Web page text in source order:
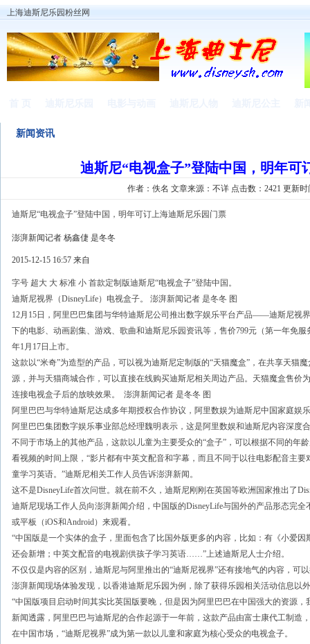
上海迪斯尼乐园粉丝网
新闻资讯
迪斯尼“电视盒子”登陆中国，明年可
作者：佚名 文章来源： 不详 点击数：2421 更新时
迪斯尼“电视盒子”登陆中国，明年可订上海迪斯尼乐园门票
澎湃新闻记者 杨鑫倢 是冬冬
2015-12-15 16:57 来自
字号 超大 大 标准 小 首款定制版迪斯尼“电视盒子”登陆中国。
迪斯尼视界（DisneyLife）电视盒子。 澎湃新闻记者 是冬冬 图
12月15日，阿里巴巴集团与华特迪斯尼公司推出数字娱乐平台产品——迪斯尼视
下的电影、动画剧集、游戏、歌曲和迪斯尼乐园资讯等，售价799元（第一年免
年1月17日上市。
这款以“米奇”为造型的产品，可以视为迪斯尼定制版的“天猫魔盒”，在共享天猫
源，并与天猫商城合作，可以直接在线购买迪斯尼相关周边产品。天猫魔盒售价
连接电视盒子后的放映效果。 澎湃新闻记者 是冬冬 图
阿里巴巴与华特迪斯尼达成多年期授权合作协议，阿里数娱为迪斯尼中国家庭娱
阿里巴巴集团数字娱乐事业部总经理魏明表示，这是阿里数娱和迪斯尼内容深度
不同于市场上的其他产品，这款以儿童为主要受众的“盒子”，可以根据不同的年
看视频的时间上限，“影片都有中英文配音和字幕，而且不同于以往电影配音主
童学习英语。”迪斯尼相关工作人员告诉澎湃新闻。
这不是DisneyLife首次问世。就在前不久，迪斯尼刚刚在英国等欧洲国家推出了
迪斯尼现场工作人员向澎湃新闻介绍，中国版的DisneyLife与国外的产品形态完
或平板（iOS和Android）来观看。
“中国版是一个实体的盒子，里面包含了比国外版更多的内容，比如：有《小爱
还会新增；中英文配音的电视剧供孩子学习英语……”上述迪斯尼人士介绍。
不仅仅是内容的区别，迪斯尼与阿里推出的“迪斯尼视界”还有接地气的内容，可
澎湃新闻现场体验发现，以香港迪斯尼乐园为例，除了获得乐园相关活动信息以
“中国版项目启动时间其实比英国版要晚，但是因为阿里巴巴在中国强大的资源
新闻透露，阿里巴巴与迪斯尼的合作起源于一年前，这款产品由富士康代工制造
在中国市场，“迪斯尼视界”成为第一款以儿童和家庭为核心受众的电视盒子。